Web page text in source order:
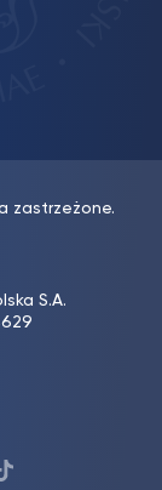
zastrzeżone.
S.A.
UKSW